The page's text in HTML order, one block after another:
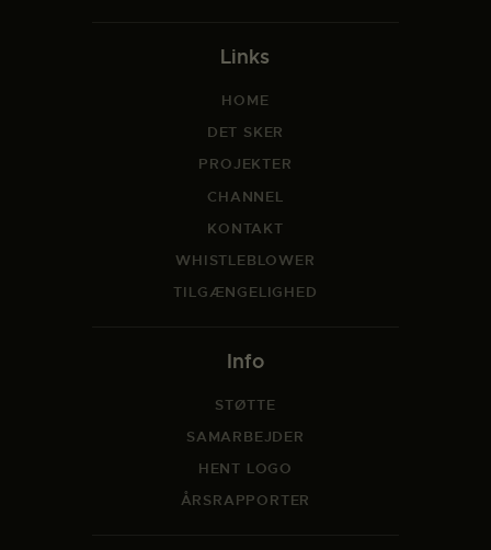
Links
HOME
DET SKER
PROJEKTER
CHANNEL
KONTAKT
WHISTLEBLOWER
TILGÆNGELIGHED
Info
STØTTE
SAMARBEJDER
HENT LOGO
ÅRSRAPPORTER